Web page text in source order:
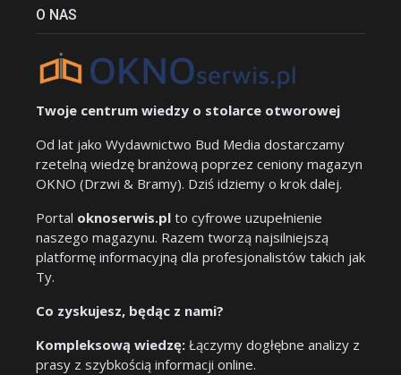
O NAS
Twoje centrum wiedzy o stolarce otworowej
Od lat jako Wydawnictwo Bud Media dostarczamy
rzetelną wiedzę branżową poprzez ceniony magazyn
OKNO (Drzwi & Bramy). Dziś idziemy o krok dalej.
Portal oknoserwis.pl to cyfrowe uzupełnienie
naszego magazynu. Razem tworzą najsilniejszą
platformę informacyjną dla profesjonalistów takich jak
Ty.
Co zyskujesz, będąc z nami?
Kompleksową wiedzę: Łączymy dogłębne analizy z
prasy z szybkością informacji online.